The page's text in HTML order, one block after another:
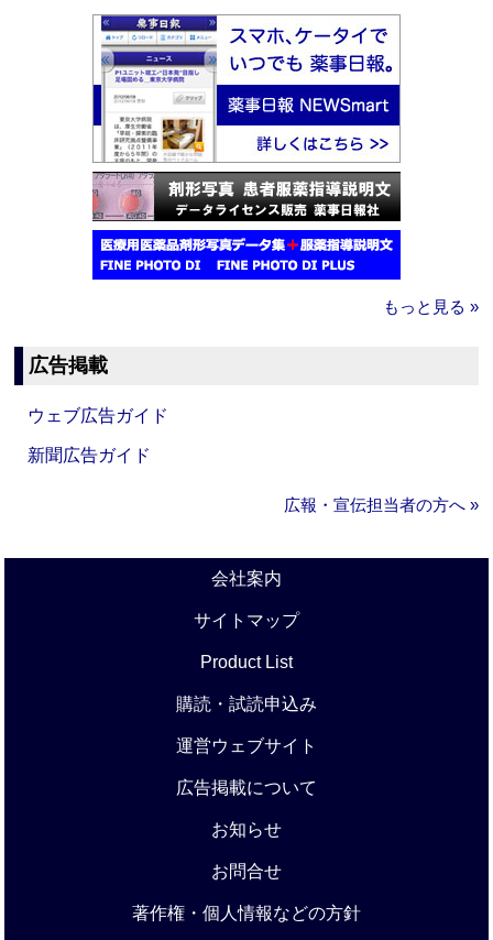
もっと見る »
広告掲載
ウェブ広告ガイド
新聞広告ガイド
広報・宣伝担当者の方へ »
会社案内
サイトマップ
Product List
購読・試読申込み
運営ウェブサイト
広告掲載について
お知らせ
お問合せ
著作権・個人情報などの方針